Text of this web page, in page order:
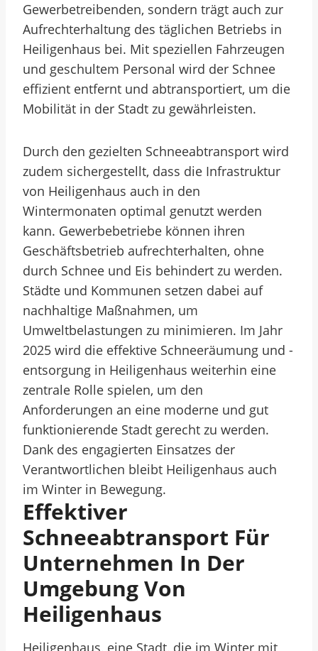
Gewerbetreibenden, sondern trägt auch zur
Aufrechterhaltung des täglichen Betriebs in
Heiligenhaus bei. Mit speziellen Fahrzeugen
und geschultem Personal wird der Schnee
effizient entfernt und abtransportiert, um die
Mobilität in der Stadt zu gewährleisten.
Durch den gezielten Schneeabtransport wird
zudem sichergestellt, dass die Infrastruktur
von Heiligenhaus auch in den
Wintermonaten optimal genutzt werden
kann. Gewerbebetriebe können ihren
Geschäftsbetrieb aufrechterhalten, ohne
durch Schnee und Eis behindert zu werden.
Städte und Kommunen setzen dabei auf
nachhaltige Maßnahmen, um
Umweltbelastungen zu minimieren. Im Jahr
2025 wird die effektive Schneeräumung und -
entsorgung in Heiligenhaus weiterhin eine
zentrale Rolle spielen, um den
Anforderungen an eine moderne und gut
funktionierende Stadt gerecht zu werden.
Dank des engagierten Einsatzes der
Verantwortlichen bleibt Heiligenhaus auch
im Winter in Bewegung.
Effektiver
Schneeabtransport Für
Unternehmen In Der
Umgebung Von
Heiligenhaus
Heiligenhaus, eine Stadt, die im Winter mit